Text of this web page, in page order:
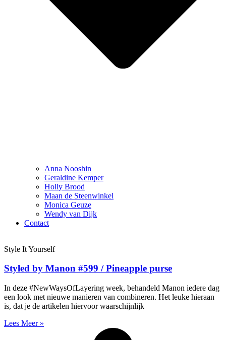
Anna Nooshin
Geraldine Kemper
Holly Brood
Maan de Steenwinkel
Monica Geuze
Wendy van Dijk
Contact
Style It Yourself
Styled by Manon #599 / Pineapple purse
In deze #NewWaysOfLayering week, behandeld Manon iedere dag
een look met nieuwe manieren van combineren. Het leuke hieraan
is, dat je de artikelen hiervoor waarschijnlijk
Lees Meer »